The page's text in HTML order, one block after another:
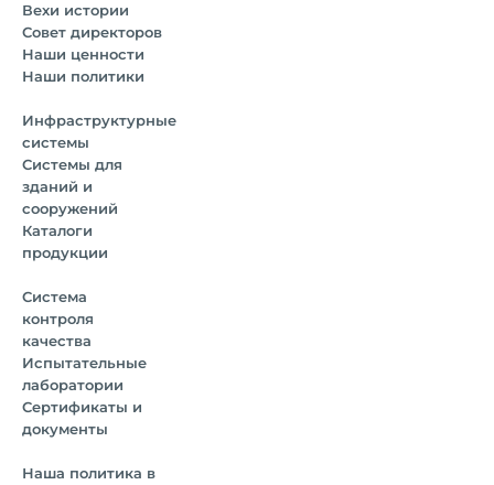
Вехи истории
Совет директоров
Наши ценности
Наши политики
Инфраструктурные
системы
Системы для
зданий и
сооружений
Каталоги
продукции
Система
контроля
качества
Испытательные
лаборатории
Сертификаты и
документы
Наша политика в